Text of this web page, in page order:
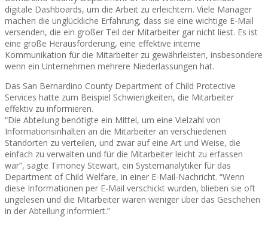
digitale Dashboards, um die Arbeit zu erleichtern. Viele Manager
machen die unglückliche Erfahrung, dass sie eine wichtige E-Mail
versenden, die ein großer Teil der Mitarbeiter gar nicht liest. Es ist
eine große Herausforderung, eine effektive interne
Kommunikation für die Mitarbeiter zu gewährleisten, insbesondere
wenn ein Unternehmen mehrere Niederlassungen hat.
Das San Bernardino County Department of Child Protective
Services hatte zum Beispiel Schwierigkeiten, die Mitarbeiter
effektiv zu informieren.
“Die Abteilung benötigte ein Mittel, um eine Vielzahl von
Informationsinhalten an die Mitarbeiter an verschiedenen
Standorten zu verteilen, und zwar auf eine Art und Weise, die
einfach zu verwalten und für die Mitarbeiter leicht zu erfassen
war”, sagte Timoney Stewart, ein Systemanalytiker für das
Department of Child Welfare, in einer E-Mail-Nachricht. “Wenn
diese Informationen per E-Mail verschickt wurden, blieben sie oft
ungelesen und die Mitarbeiter waren weniger über das Geschehen
in der Abteilung informiert.”